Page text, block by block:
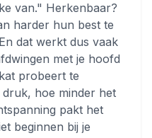
van." Herkenbaar?
harder hun best te
dat werkt dus vaak
met je hoofd
probeert te
hoe minder het
pakt het
beginnen bij je